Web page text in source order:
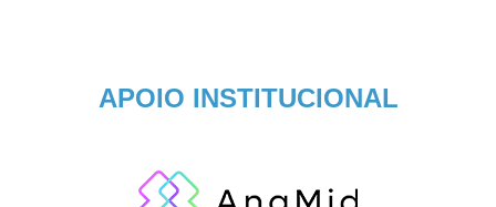
APOIO INSTITUCIONAL